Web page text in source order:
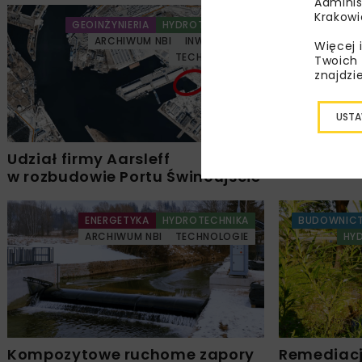
GEOINŻYNIERIA
HYDROTECHNIKA
ARCHIWUM NBI
INWESTYCJE
TECHNOLOGIE
Udział firmy Aarsleff
w rozbudowie Portu Świnoujście
ENERGETYKA
HYDROTECHNIKA
ARCHIWUM NBI
TECHNOLOGIE
Kompozytowe ruchome zapory
Więcej